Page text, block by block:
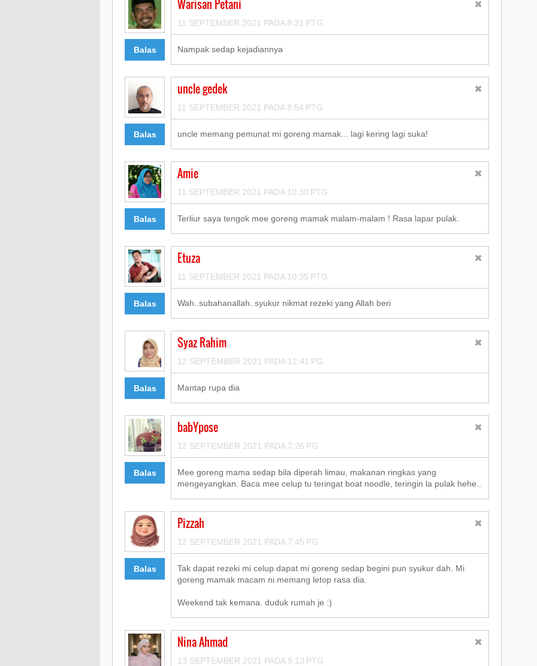
Balas
Warisan Petani
11 SEPTEMBER 2021 PADA 8:31 PTG
Nampak sedap kejadiannya
Balas
uncle gedek
11 SEPTEMBER 2021 PADA 8:54 PTG
uncle memang pemunat mi goreng mamak... lagi kering lagi suka!
Balas
Amie
11 SEPTEMBER 2021 PADA 10:30 PTG
Terliur saya tengok mee goreng mamak malam-malam ! Rasa lapar pulak.
Balas
Etuza
11 SEPTEMBER 2021 PADA 10:35 PTG
Wah..subahanallah..syukur nikmat rezeki yang Allah beri
Balas
Syaz Rahim
12 SEPTEMBER 2021 PADA 12:41 PG
Mantap rupa dia
Balas
babYpose
12 SEPTEMBER 2021 PADA 7:26 PG
Mee goreng mama sedap bila diperah limau, makanan ringkas yang
mengeyangkan. Baca mee celup tu teringat boat noodle, teringin la pulak hehe..
Balas
Pizzah
12 SEPTEMBER 2021 PADA 7:45 PG
Tak dapat rezeki mi celup dapat mi goreng sedap begini pun syukur dah. Mi
goreng mamak macam ni memang letop rasa dia.
Weekend tak kemana. duduk rumah je :)
Nina Ahmad
13 SEPTEMBER 2021 PADA 9:13 PTG